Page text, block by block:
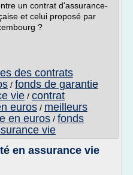
un contrat d'assurance-
et celui proposé par
?
des contrats
/ fonds de garantie
vie / contrat
euros / meilleurs
en euros / fonds
vie
en assurance vie